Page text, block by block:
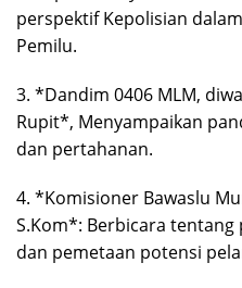
perspektif Kepolisian
Pemilu.
3. *Dandim 0406 MLM,
Rupit*, Menyampaikan
dan pertahanan.
4. *Komisioner Bawaslu
S.Kom*: Berbicara
dan pemetaan potensi